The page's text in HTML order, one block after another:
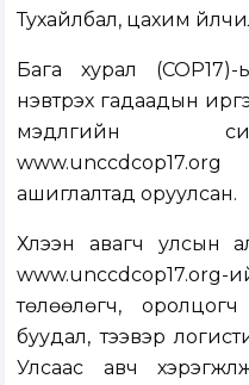
Тухайлбал, цахим
Бага хурал
нэвтрэх гадаадын
мэдүүлгийн
ашиглалтад оруулсан.
Хүлээн авагч улсын
төлөөлөгч,
буудал, тээвэр
Улсаас авч